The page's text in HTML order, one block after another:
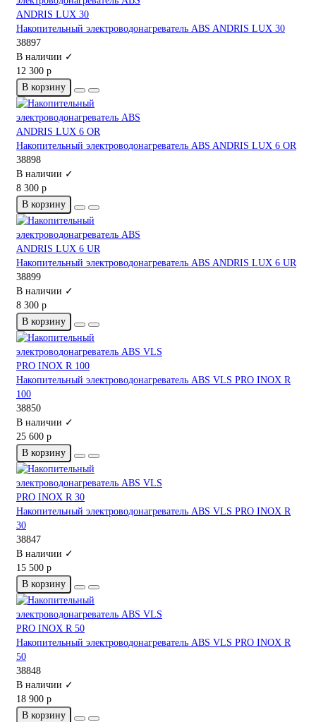
Накопительный электроводонагреватель ABS ANDRIS LUX 30
38897
В наличии ✓
12 300 р
В корзину
Накопительный электроводонагреватель ABS ANDRIS LUX 6 OR
38898
В наличии ✓
8 300 р
В корзину
Накопительный электроводонагреватель ABS ANDRIS LUX 6 UR
38899
В наличии ✓
8 300 р
В корзину
Накопительный электроводонагреватель ABS VLS PRO INOX R
100
38850
В наличии ✓
25 600 р
В корзину
Накопительный электроводонагреватель ABS VLS PRO INOX R
30
38847
В наличии ✓
15 500 р
В корзину
Накопительный электроводонагреватель ABS VLS PRO INOX R
50
38848
В наличии ✓
18 900 р
В корзину